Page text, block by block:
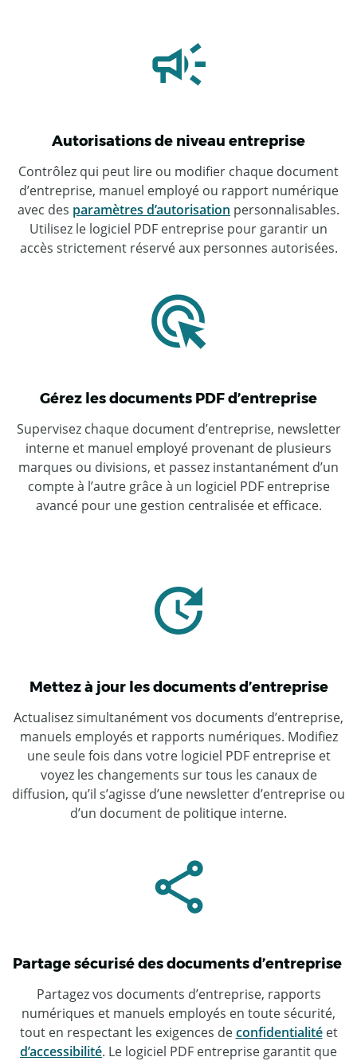
Autorisations de niveau entreprise
Contrôlez qui peut lire ou modifier chaque document
d’entreprise, manuel employé ou rapport numérique
avec des paramètres d’autorisation personnalisables.
Utilisez le logiciel PDF entreprise pour garantir un
accès strictement réservé aux personnes autorisées.
Gérez les documents PDF d’entreprise
Supervisez chaque document d’entreprise, newsletter
interne et manuel employé provenant de plusieurs
marques ou divisions, et passez instantanément d’un
compte à l’autre grâce à un logiciel PDF entreprise
avancé pour une gestion centralisée et efficace.
Mettez à jour les documents d’entreprise
Actualisez simultanément vos documents d’entreprise,
manuels employés et rapports numériques. Modifiez
une seule fois dans votre logiciel PDF entreprise et
voyez les changements sur tous les canaux de
diffusion, qu’il s’agisse d’une newsletter d’entreprise ou
d’un document de politique interne.
Partage sécurisé des documents d’entreprise
Partagez vos documents d’entreprise, rapports
numériques et manuels employés en toute sécurité,
tout en respectant les exigences deconfidentialitéet
d’accessibilité. Le logiciel PDF entreprise garantit que